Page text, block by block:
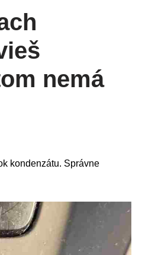
nemá
kondenzátu. Správne